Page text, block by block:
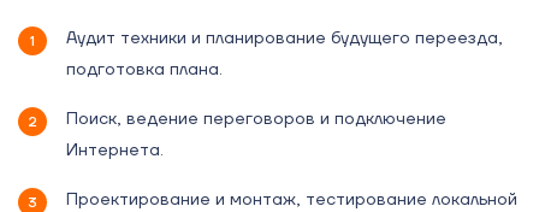
Аудит техники и планирование будущего переезда,
подготовка плана.
Поиск, ведение переговоров и подключение
Интернета.
Проектирование и монтаж, тестирование локальной